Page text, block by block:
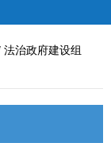
法治政府建设组